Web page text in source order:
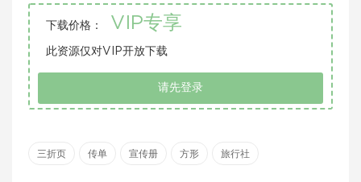
下载价格： VIP专享
此资源仅对VIP开放下载
请先登录
三折页 传单 宣传册 方形 旅行社